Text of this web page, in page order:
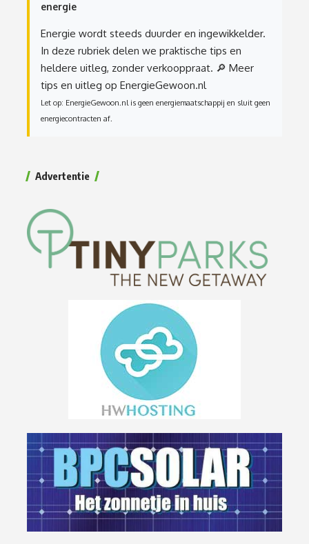
energie
Energie wordt steeds duurder en ingewikkelder.
In deze rubriek delen we praktische tips en
heldere uitleg, zonder verkooppraat. 🔎 Meer
tips en uitleg op EnergieGewoon.nl
Let op: EnergieGewoon.nl is geen energiemaatschappij en sluit geen
energiecontracten af.
Advertentie